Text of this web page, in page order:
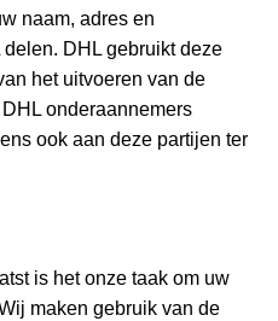
naam, adres en
DHL gebruikt deze
het uitvoeren van de
onderaannemers
ook aan deze partijen ter
is het onze taak om uw
maken gebruik van de